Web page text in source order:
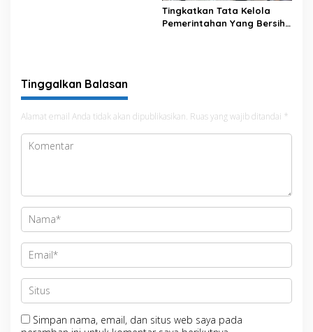
Tingkatkan Tata Kelola
Pemerintahan Yang Bersih
Tinggalkan Balasan
Alamat email Anda tidak akan dipublikasikan. Ruas yang wajib ditandai *
Simpan nama, email, dan situs web saya pada